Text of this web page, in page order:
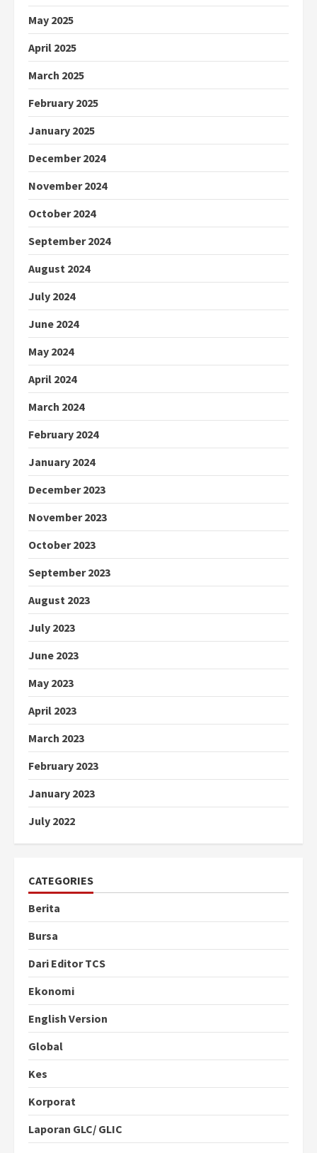
May 2025
April 2025
March 2025
February 2025
January 2025
December 2024
November 2024
October 2024
September 2024
August 2024
July 2024
June 2024
May 2024
April 2024
March 2024
February 2024
January 2024
December 2023
November 2023
October 2023
September 2023
August 2023
July 2023
June 2023
May 2023
April 2023
March 2023
February 2023
January 2023
July 2022
CATEGORIES
Berita
Bursa
Dari Editor TCS
Ekonomi
English Version
Global
Kes
Korporat
Laporan GLC/ GLIC